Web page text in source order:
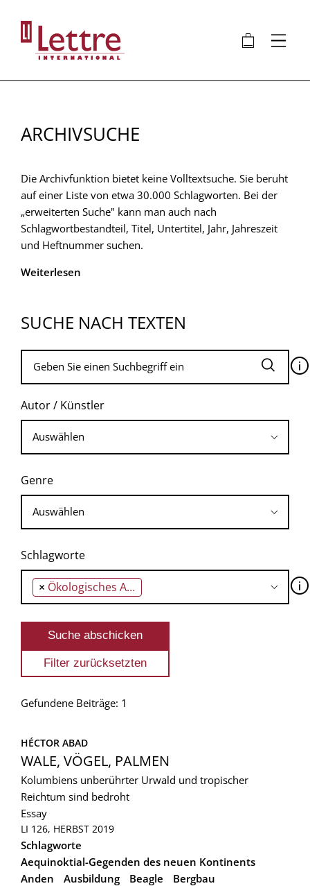
Inhalt
🛍 ⋮
ARCHIVSUCHE
Die Archivfunktion bietet keine Volltextsuche. Sie beruht
auf einer Liste von etwa 30.000 Schlagworten. Bei der
„erweiterten Suche" kann man auch nach
Schlagwortbestandteil, Titel, Untertitel, Jahr, Jahreszeit
und Heftnummer suchen.
Weiterlesen
SUCHE NACH TEXTEN
🛈
Autor / Künstler
Genre
Schlagworte
× Ökologisches Attentat 🛈
Gefundene Beiträge: 1
HÉCTOR ABAD
WALE, VÖGEL, PALMEN
Kolumbiens unberührter Urwald und tropischer
Reichtum sind bedroht
Essay
LI 126, HERBST 2019
Schlagworte
Aequinoktial-Gegenden des neuen Kontinents
Anden
Ausbildung Beagle
Bergbau